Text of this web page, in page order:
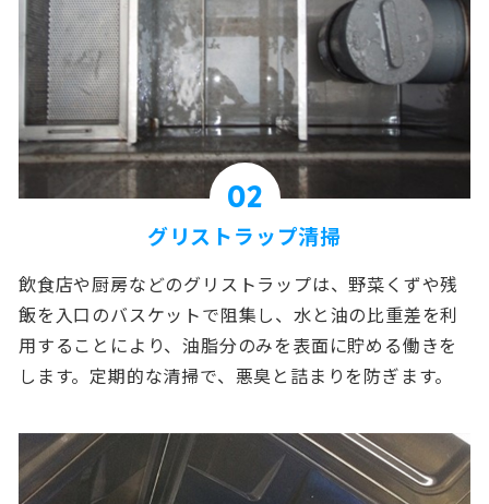
02
グリストラップ清掃
飲食店や厨房などのグリストラップは、野菜くずや残
飯を入口のバスケットで阻集し、水と油の比重差を利
用することにより、油脂分のみを表面に貯める働きを
します。定期的な清掃で、悪臭と詰まりを防ぎます。